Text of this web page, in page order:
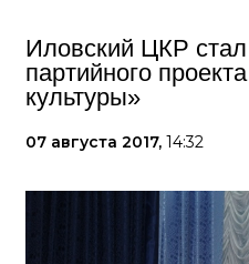
Иловский ЦКР стал
партийного
культуры»
07 августа 2017, 14:32